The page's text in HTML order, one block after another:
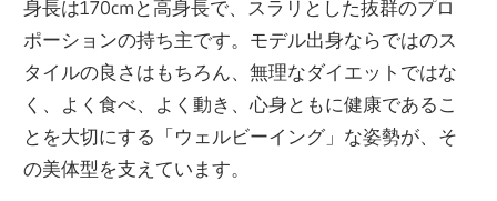
身長は170cmと高身長で、スラリとした抜群のプロ
ポーションの持ち主です。モデル出身ならではのス
タイルの良さはもちろん、無理なダイエットではな
く、よく食べ、よく動き、心身ともに健康であるこ
とを大切にする「ウェルビーイング」な姿勢が、そ
の美体型を支えています。